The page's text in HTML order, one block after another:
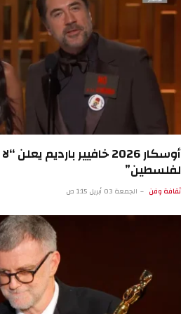
أوسكار 2026 خافيير بارديم
لفلسطين”
ثقافة وفن الجمعة 03 أبريل 1:15 ص